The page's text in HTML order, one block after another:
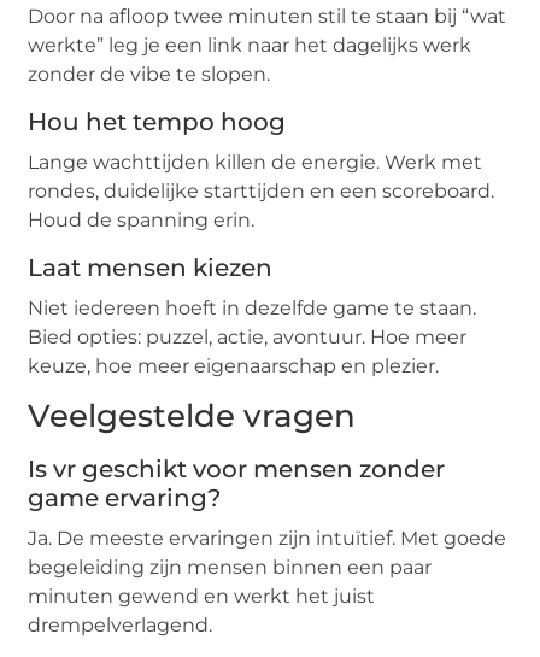
Door na afloop twee minuten stil te staan bij “wat
werkte” leg je een link naar het dagelijks werk
zonder de vibe te slopen.
Hou het tempo hoog
Lange wachttijden killen de energie. Werk met
rondes, duidelijke starttijden en een scoreboard.
Houd de spanning erin.
Laat mensen kiezen
Niet iedereen hoeft in dezelfde game te staan.
Bied opties: puzzel, actie, avontuur. Hoe meer
keuze, hoe meer eigenaarschap en plezier.
Veelgestelde vragen
Is vr geschikt voor mensen zonder
game ervaring?
Ja. De meeste ervaringen zijn intuïtief. Met goede
begeleiding zijn mensen binnen een paar
minuten gewend en werkt het juist
drempelverlagend.